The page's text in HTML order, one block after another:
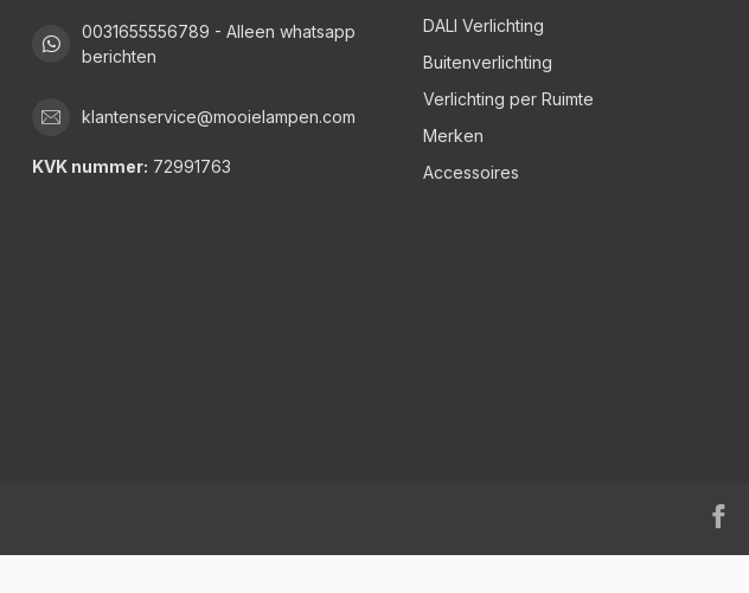
0031655556789 - Alleen whatsapp
berichten
klantenservice@mooielampen.com
KVK nummer: 72991763
DALI Verlichting
Buitenverlichting
Verlichting per Ruimte
Merken
Accessoires